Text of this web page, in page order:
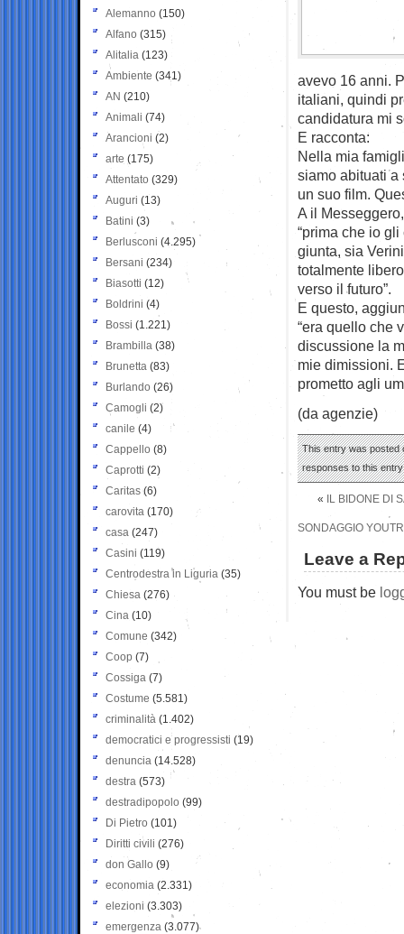
avevo 16 anni.
italiani, quindi
candidatura mi
E racconta:
Nella mia
siamo abituati a
un suo film.
A il
“prima che io
giunta, sia
totalmente
verso il futuro”.
E questo,
“era quello che
discussione la
mie dimissioni.
prometto agli
(da agenzie)
This entry was posted
responses to this
« IL BIDONE DI
SONDAGGIO
Leave a
You must be
Alemanno (150)
Alfano (315)
Alitalia (123)
Ambiente (341)
AN (210)
Animali (74)
Arancioni (2)
arte (175)
Attentato (329)
Auguri (13)
Batini (3)
Berlusconi (4.295)
Bersani (234)
Biasotti (12)
Boldrini (4)
Bossi (1.221)
Brambilla (38)
Brunetta (83)
Burlando (26)
Camogli (2)
canile (4)
Cappello (8)
Caprotti (2)
Caritas (6)
carovita (170)
casa (247)
Casini (119)
Centrodestra in Liguria (35)
Chiesa (276)
Cina (10)
Comune (342)
Coop (7)
Cossiga (7)
Costume (5.581)
criminalità (1.402)
democratici e progressisti (19)
denuncia (14.528)
destra (573)
destradipopolo (99)
Di Pietro (101)
Diritti civili (276)
don Gallo (9)
economia (2.331)
elezioni (3.303)
emergenza (3.077)